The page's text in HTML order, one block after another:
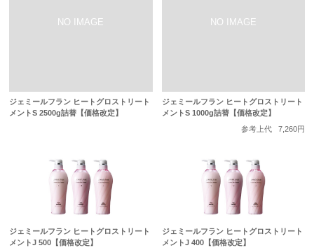
ジェミールフラン ヒートグロストリート
メントS 2500g詰替【価格改定】
ジェミールフラン ヒートグロストリート
メントS 1000g詰替【価格改定】
参考上代
7,260円
ジェミールフラン ヒートグロストリート
メントJ 500【価格改定】
ジェミールフラン ヒートグロストリート
メントJ 400【価格改定】